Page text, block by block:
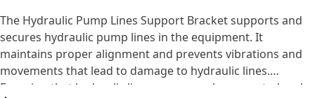
The Hydraulic Pump Lines Support Bracket supports and
secures hydraulic pump lines in the equipment. It
maintains proper alignment and prevents vibrations and
movements that lead to damage to hydraulic lines.
Ensuring that hydraulic lines are properly supported and